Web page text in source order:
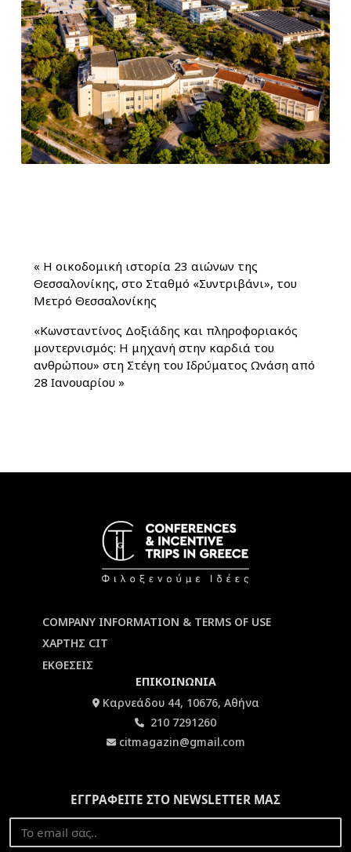
« Η οικοδομική ιστορία 23 αιώνων της
Θεσσαλονίκης, στο Σταθμό «Συντριβάνι», του
Μετρό Θεσσαλονίκης
«Κωνσταντίνος Δοξιάδης και πληροφοριακός
μοντερνισμός: Η μηχανή στην καρδιά του
ανθρώπου» στη Στέγη του Ιδρύματος Ωνάση από
28 Ιανουαρίου »
COMPANY INFORMATION & TERMS OF USE
ΧΑΡΤΗΣ CIT
ΕΚΘΕΣΕΙΣ
ΕΠΙΚΟΙΝΩΝΙΑ
Καρνεάδου 44, 10676, Αθήνα
210 7291260
citmagazin@gmail.com
ΕΓΓΡΑΦΕΙΤΕ ΣΤΟ NEWSLETTER ΜΑΣ